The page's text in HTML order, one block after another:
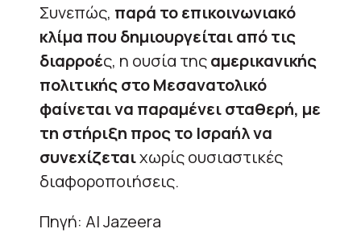
Συνεπώς, παρά το επικοινωνιακό
κλίμα που δημιουργείται από τις
διαρροές, η ουσία τηςαμερικανικής
πολιτικής στο Μεσανατολικό
φαίνεται να παραμένει σταθερή, με
τη στήριξη προς το Ισραήλ να
συνεχίζεταιχωρίς ουσιαστικές
διαφοροποιήσεις.
Πηγή: Al Jazeera